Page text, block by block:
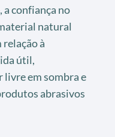
confiança no
natural
à
útil,
livre em sombra e
abrasivos